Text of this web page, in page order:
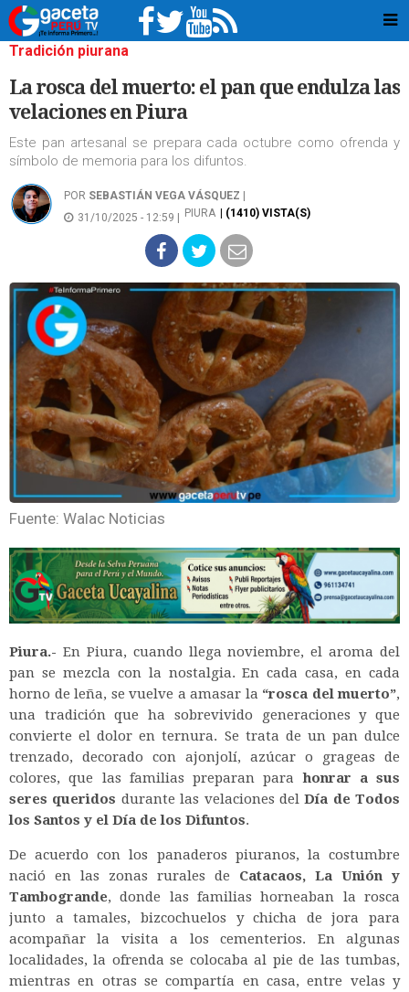
Tradición piurana
La rosca del muerto: el pan que endulza las
velaciones en Piura
Este pan artesanal se prepara cada octubre como ofrenda y
símbolo de memoria para los difuntos.
POR SEBASTIÁN VEGA VÁSQUEZ
31/10/2025 - 12:59 |
PIURA | (1410) VISTA(S)
Fuente: Walac Noticias
Piura.- En Piura, cuando llega noviembre, el aroma del
pan se mezcla con la nostalgia. En cada casa, en cada
horno de leña, se vuelve a amasar la “rosca del muerto”,
una tradición que ha sobrevivido generaciones y que
convierte el dolor en ternura. Se trata de un pan dulce
trenzado, decorado con ajonjolí, azúcar o grageas de
colores, que las familias preparan parahonrar a sus
seres queridos durante las velaciones delDía de Todos
los Santos y el Día de los Difuntos.
De acuerdo con los panaderos piuranos, la costumbre
nació en las zonas rurales de Catacaos, La Unión y
Tambogrande, donde las familias horneaban la rosca
junto a tamales, bizcochuelos y chicha de jora para
acompañar la visita a los cementerios. En algunas
localidades, la ofrenda se colocaba al pie de las tumbas,
mientras en otras se compartía en casa, entre velas y